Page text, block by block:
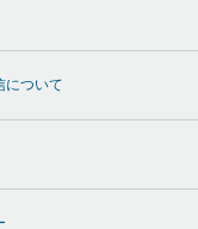
について